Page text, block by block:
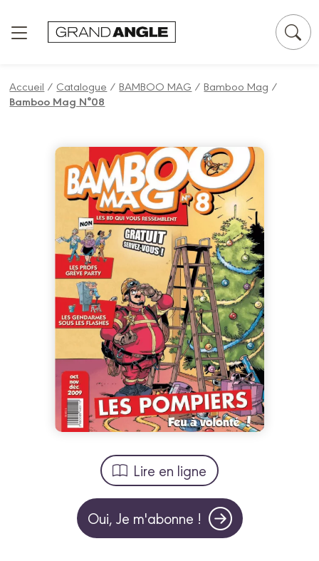
Accueil / Catalogue /BAMBOO MAG /Bamboo Mag /
Bamboo Mag N°08
Lire en ligne
Oui, Je m'abonne !